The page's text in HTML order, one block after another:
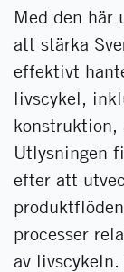
Med den här
att stärka
effektivt
livscykel,
konstruktion,
Utlysningen
efter att
processer
av